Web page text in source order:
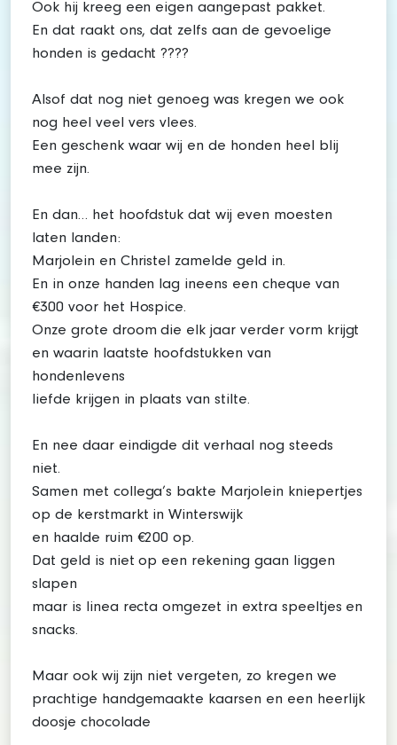
Ook hij kreeg een eigen aangepast pakket.
En dat raakt ons, dat zelfs aan de gevoelige
honden is gedacht ????
Alsof dat nog niet genoeg was kregen we ook
nog heel veel vers vlees.
Een geschenk waar wij en de honden heel blij
mee zijn.
En dan… het hoofdstuk dat wij even moesten
laten landen:
Marjolein en Christel zamelde geld in.
En in onze handen lag ineens een cheque van
€300 voor het Hospice.
Onze grote droom die elk jaar verder vorm krijgt
en waarin laatste hoofdstukken van
hondenlevens
liefde krijgen in plaats van stilte.
En nee daar eindigde dit verhaal nog steeds
niet.
Samen met collega’s bakte Marjolein kniepertjes
op de kerstmarkt in Winterswijk
en haalde ruim €200 op.
Dat geld is niet op een rekening gaan liggen
slapen
maar is linea recta omgezet in extra speeltjes en
snacks.
Maar ook wij zijn niet vergeten, zo kregen we
prachtige handgemaakte kaarsen en een heerlijk
doosje chocolade